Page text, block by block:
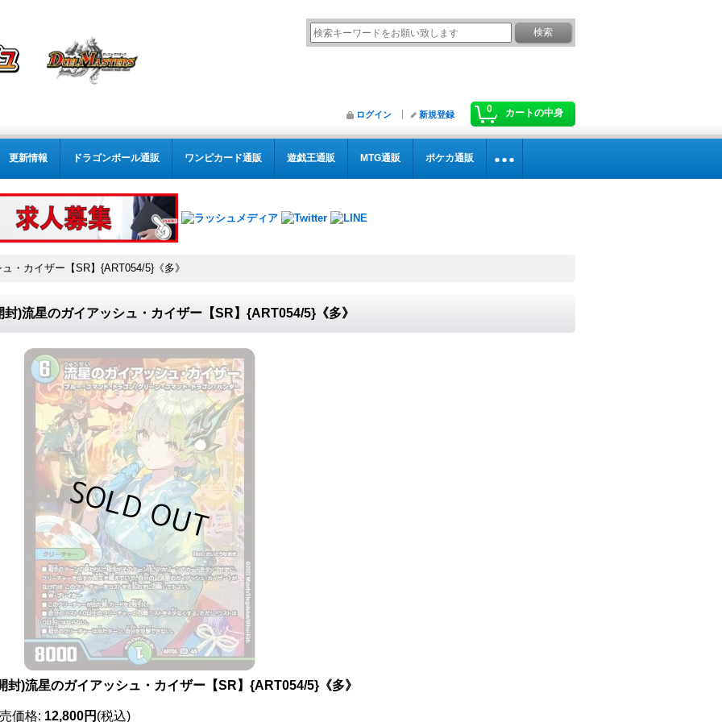
0 カートの中身
ログイン 新規登録
更新情報 ドラゴンボール通販 ワンピカード通販 遊戯王通販 MTG通販 ポケカ通販
・カイザー【SR】{ART054/5}《多》
封)流星のガイアッシュ・カイザー【SR】{ART054/5}《多》
封)流星のガイアッシュ・カイザー【SR】{ART054/5}《多》
価格: 12,800円 (税込)